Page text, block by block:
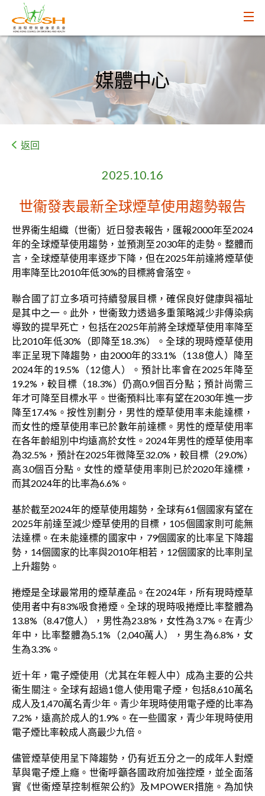
媒體中心
返回
2025.10.16
世衞發表最新全球煙草使用趨勢報告
世界衞生組織（世衞）近日發表報告，匯報2000年至2024
年的全球煙草使用趨勢，並預測至2030年的走勢。整體而
言，全球煙草使用率逐步下降，但在2025年前達將煙草使
用率降至比2010年低30%的目標將會落空。
聯合國了訂立多項可持續發展目標，確保良好健康與福址
是其中之一。此外，世衞致力透過多重策略減少非傳染病
導致的提早死亡，包括在2025年前將全球煙草使用率降至
比2010年低30%（即降至18.3%）。全球的現時煙草使用
率正呈現下降趨勢，由2000年的33.1%（13.8億人）降至
2024年的19.5%（12億人）。預計比率會在2025年降至
19.2%，較目標（18.3%）仍高0.9個百分點；預計尚需三
年才可降至目標水平。世衞預料比率有望在2030年進一步
降至17.4%。按性別劃分，男性的煙草使用率未能達標，
而女性的煙草使用率已於數年前達標。男性的煙草使用率
在各年齡組別中均遠高於女性。2024年男性的煙草使用率
為32.5%，預計在2025年微降至32.0%，較目標（29.0%）
高3.0個百分點。女性的煙草使用率則已於2020年達標，
而其2024年的比率為6.6%。
基於截至2024年的煙草使用趨勢，全球有61個國家有望在
2025年前達至減少煙草使用的目標，105個國家則可能無
法達標。在未能達標的國家中，79個國家的比率呈下降趨
勢，14個國家的比率與2010年相若，12個國家的比率則呈
上升趨勢。
捲煙是全球最常用的煙草產品。在2024年，所有現時煙草
使用者中有83%吸食捲煙。全球的現時吸捲煙比率整體為
13.8%（8.47億人），男性為23.8%，女性為3.7%。在青少
年中，比率整體為5.1%（2,040萬人），男生為6.8%，女
生為3.3%。
近十年，電子煙使用（尤其在年輕人中）成為主要的公共
衞生關注。全球有超過1億人使用電子煙，包括8,610萬名
成人及1,470萬名青少年。青少年現時使用電子煙的比率為
7.2%，遠高於成人的1.9%。在一些國家，青少年現時使用
電子煙比率較成人高最少九倍。
儘管煙草使用呈下降趨勢，仍有近五分之一的成年人對煙
草與電子煙上癮。世衞呼籲各國政府加強控煙，並全面落
實《世衞煙草控制框架公約》及MPOWER措施。為加快